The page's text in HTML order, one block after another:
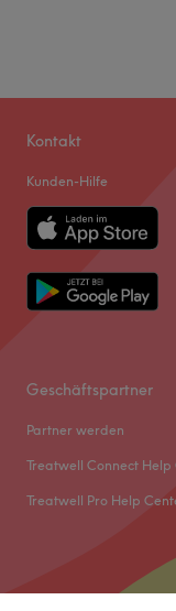
Kontakt
Kunden-Hilfe
Geschäftspartner
Partner werden
Treatwell Connect Help
Treatwell Pro Help